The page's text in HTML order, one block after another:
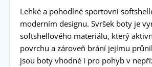
Lehké a pohodlné sportovní
moderním designu. Svršek boty je
softshellového materiálu, který
povrchu a zároveň brání jejímu
jsou boty vhodné i pro pohyb v